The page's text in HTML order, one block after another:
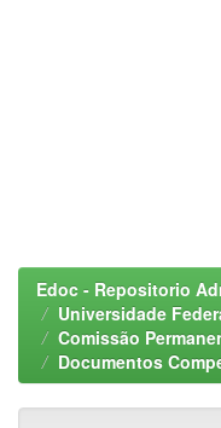
Edoc - Repositorio
Universidade
Comissão
Documentos